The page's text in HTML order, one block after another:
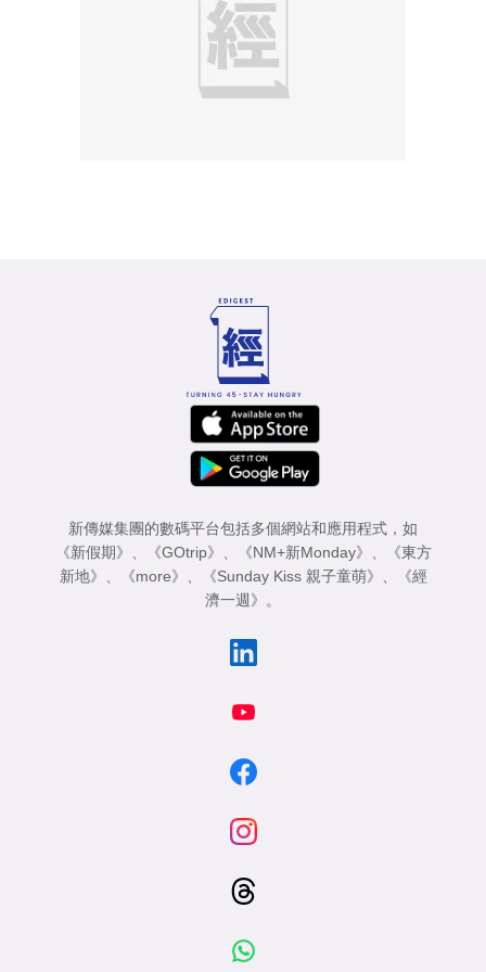
新傳媒集團的數碼平台包括多個網站和應用程式，如
《新假期》 、 《GOtrip》 、 《NM+新Monday》 、
《東方
新地》 、 《more》 、 《Sunday Kiss 親子童萌》 、
《經
濟一週》 。